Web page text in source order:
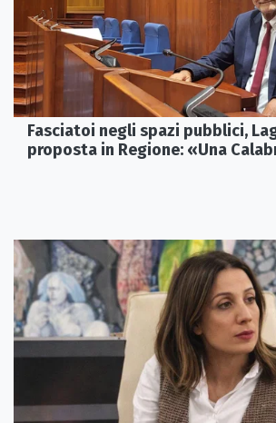
Fasciatoi negli spazi pubblici,
proposta in Regione: «Una